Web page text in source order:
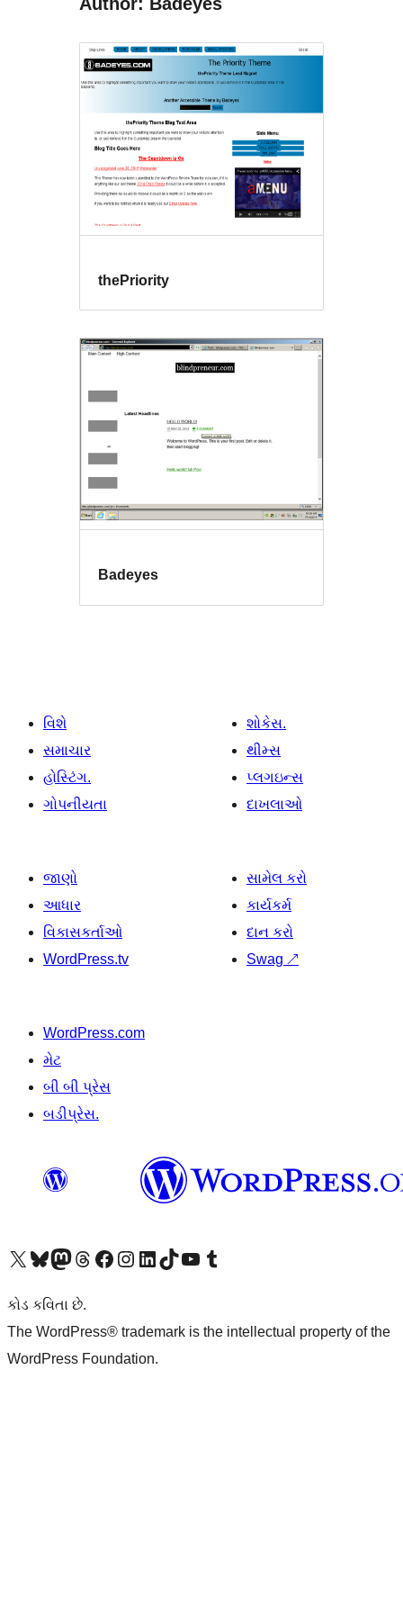
thePriority
Badeyes
વિશે
સમાચાર
હોસ્ટિંગ.
ગોપનીયતા
શોકેસ.
થીમ્સ
પ્લગઇન્સ
દાખલાઓ
જાણો
આધાર
વિકાસકર્તાઓ
WordPress.tv
સામેલ કરો
કાર્યકર્મ
દાન કરો
Swag ↗
WordPress.com
મેટ
બી બી પ્રેસ
બડીપ્રેસ.
અમારા X (અગાઉ ટ્વિટર) એકાઉન્ટની મુલાકાત લોઅમારા Bluesky એકાઉન્ટની મુલાકાત લોઅમારા માસ્ટોડોન એકાઉન્ટની મુલાકાત લોઅમારા Threads એકાઉન્ટની મુલાકાત લો અમારા ફેસબુક પેજની મુલાકાત લોઅમારા ઇન્સ્ટાગ્રામ એકાઉન્ટની મુલાકાત લો અમારા LinkedIn એકાઉન્ટની મુલાકાત લોઅમારા TikTok એકાઉન્ટની મુલાકાત લોઅમારી YouTube ચેનલની મુલાકાત લો અમારા Tumblr એકાઉન્ટની મુલાકાત લો
કોડ કવિતા છે.
The WordPress® trademark is the intellectual property of the
WordPress Foundation.